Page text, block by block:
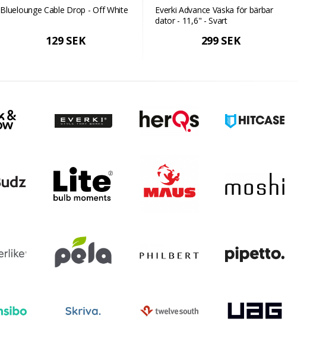
Bluelounge Cable Drop - Off White
129 SEK
Everki Advance Väska för bärbar
dator - 11,6" - Svart
299 SEK